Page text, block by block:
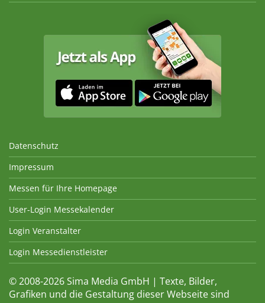
Datenschutz
Impressum
Messen für Ihre Homepage
User-Login Messekalender
Login Veranstalter
Login Messedienstleister
© 2008-2026 Sima Media GmbH | Texte, Bilder,
Grafiken und die Gestaltung dieser Webseite sind